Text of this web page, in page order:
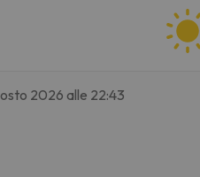
2026 alle 22:43